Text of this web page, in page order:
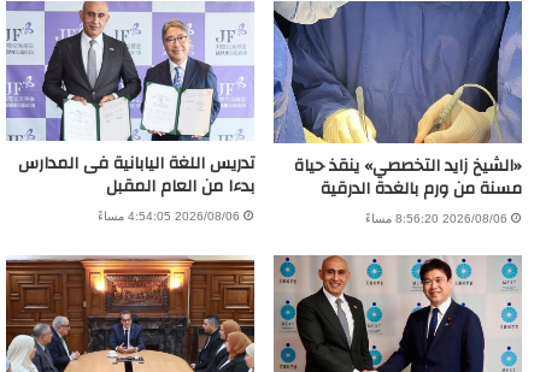
«الشيخ زايد التخصصي» ينقذ حياة
مسنة من ورم بالغدة الدرقية
2026/08/06 8:56:20 مساءً
تدريس اللغة اليابانية فى المدارس
بدءا من العام المقبل
2026/08/06 4:54:05 مساءً